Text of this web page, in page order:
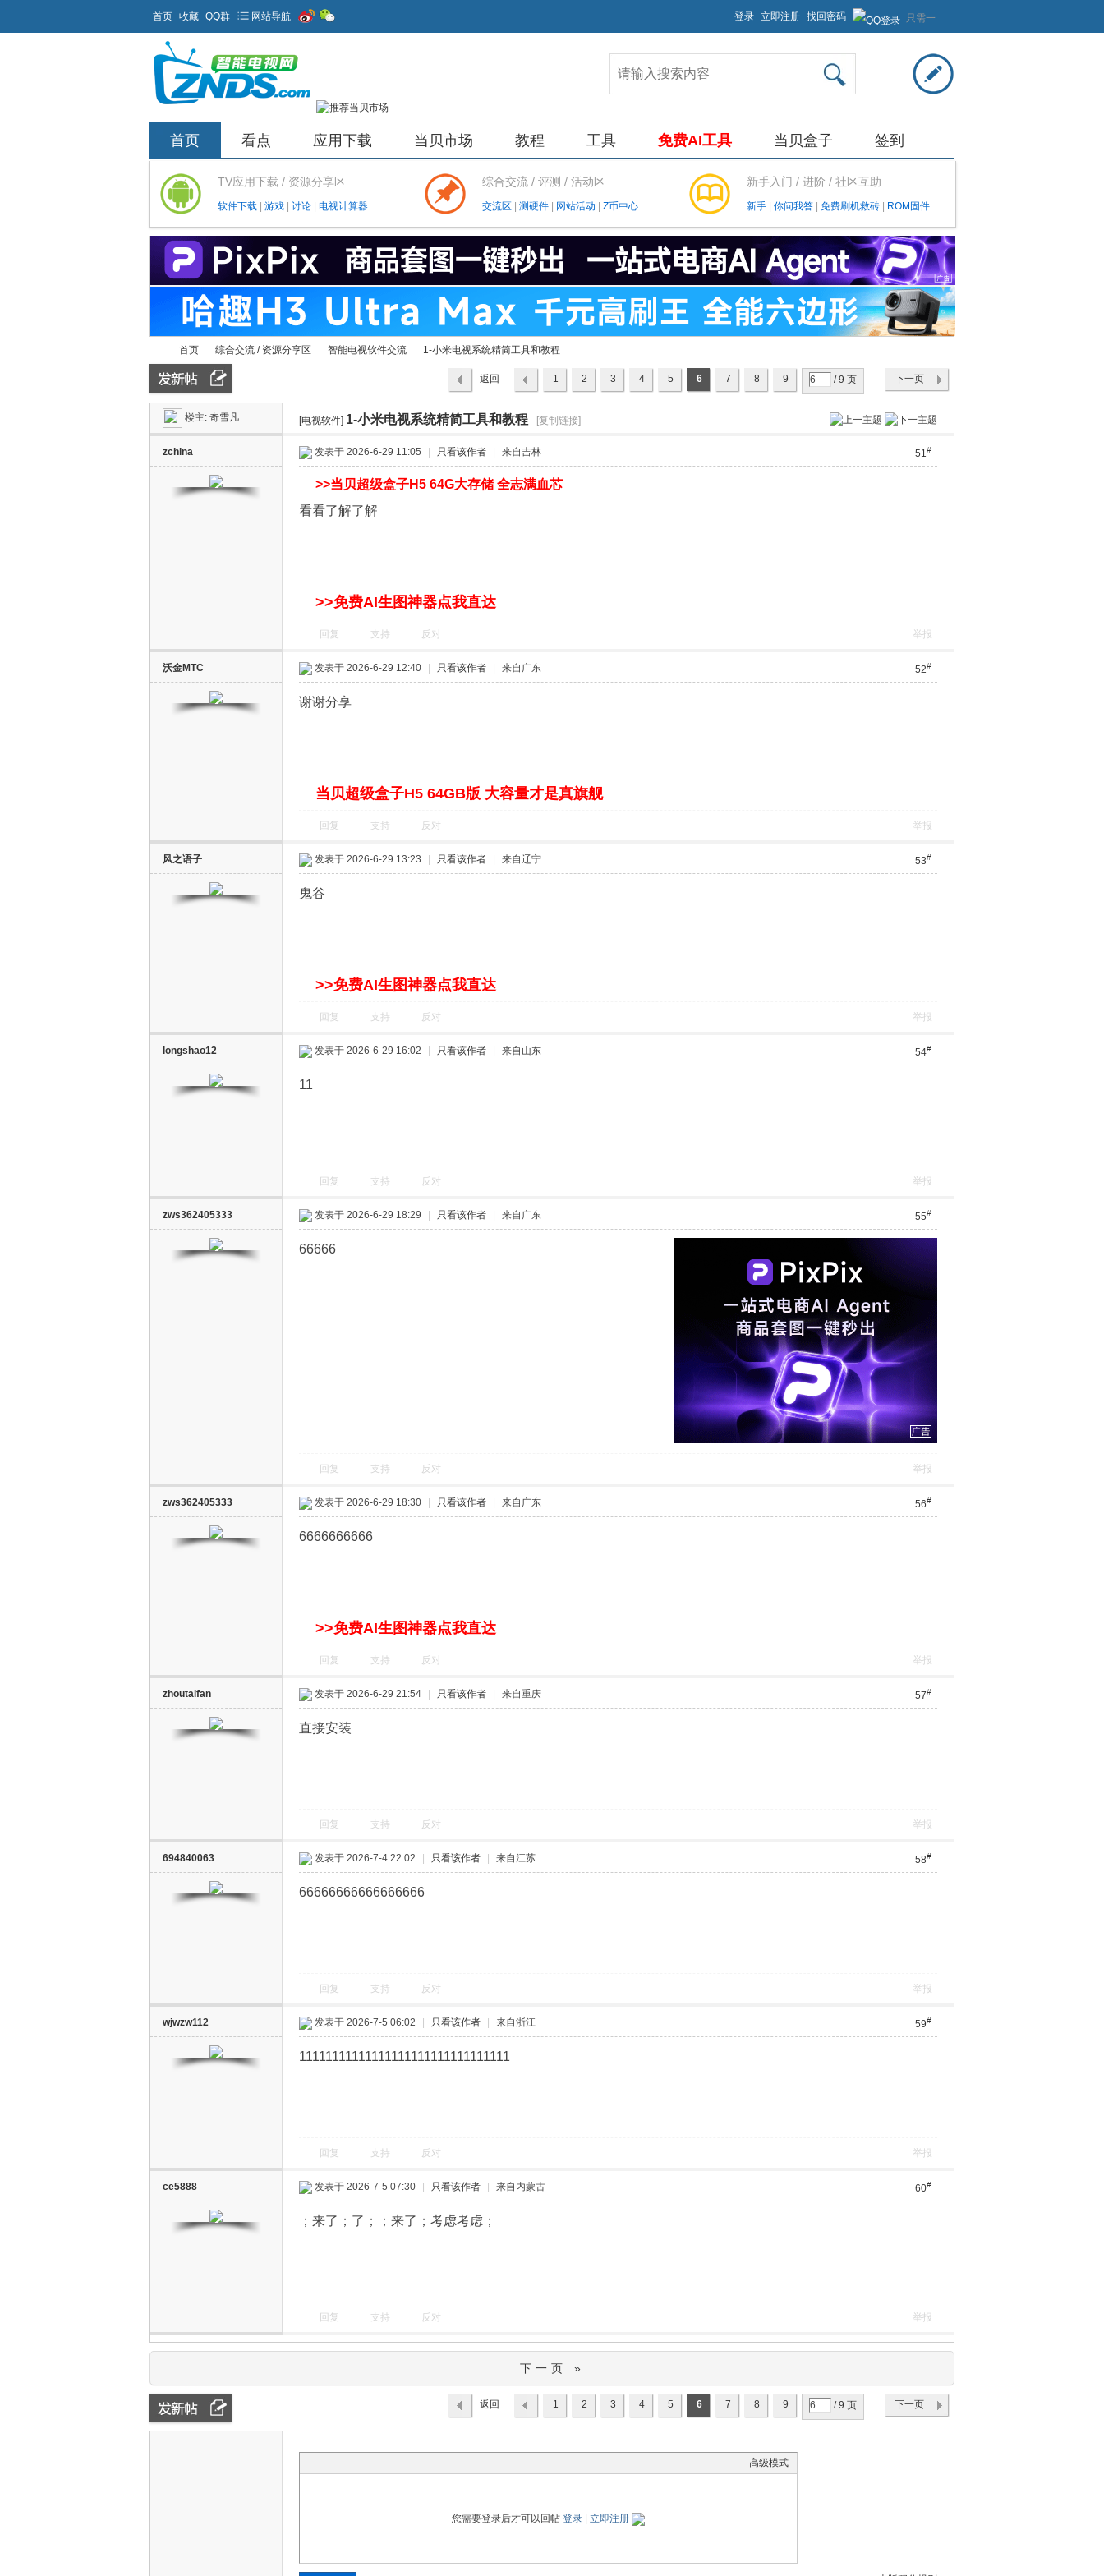
首页 收藏 QQ群 网站导航 只需一
步，快
速开始
登录 立即注册 找回密码
首页 看点 应用下载 当贝市场 教程 工具 免费AI工具 当贝盒子 签到
TV应用下载 / 资源分享区
软件下载 游戏 讨论 电视计算器
综合交流 / 评测 / 活动区
交流区 测硬件 网站活动 Z币中心
新手入门 / 进阶 / 社区互助
新手 你问我答 免费刷机救砖 ROM固件
»
首页
›
综合交流 / 资源分享区
›
智能电视软件交流
›
1-小米电视系统精简工具和教程
1 2 3 4 5 6 7 8 9 / 9 页 下一页
返回
列表
楼主: 奇雪凡 [电视软件] 1-小米电视系统精简工具和教程 [复制链接]
zchina 51#
发表于 2026-6-29 11:05 只看该作者 来自吉林
>>当贝超级盒子H5 64G大存储 全志满血芯
看看了解了解
>>免费AI生图神器点我直达
回复 支持 反对 举报
沃金MTC 52#
发表于 2026-6-29 12:40 只看该作者 来自广东
谢谢分享
当贝超级盒子H5 64GB版 大容量才是真旗舰
回复 支持 反对 举报
风之语子 53#
发表于 2026-6-29 13:23 只看该作者 来自辽宁
鬼谷
>>免费AI生图神器点我直达
回复 支持 反对 举报
longshao12 54#
发表于 2026-6-29 16:02 只看该作者 来自山东
11
回复 支持 反对 举报
zws362405333 55#
发表于 2026-6-29 18:29 只看该作者 来自广东
66666
回复 支持 反对 举报
zws362405333 56#
发表于 2026-6-29 18:30 只看该作者 来自广东
6666666666
>>免费AI生图神器点我直达
回复 支持 反对 举报
zhoutaifan 57#
发表于 2026-6-29 21:54 只看该作者 来自重庆
直接安装
回复 支持 反对 举报
694840063 58#
发表于 2026-7-4 22:02 只看该作者 来自江苏
66666666666666666
回复 支持 反对 举报
wjwzw112 59#
发表于 2026-7-5 06:02 只看该作者 来自浙江
11111111111111111111111111111111
回复 支持 反对 举报
ce5888 60#
发表于 2026-7-5 07:30 只看该作者 来自内蒙古
；来了；了；；来了；考虑考虑；
回复 支持 反对 举报
下一页 »
1 2 3 4 5 6 7 8 9 / 9 页 下一页
返回
高级模式
您需要登录后才可以回帖 登录 立即注册